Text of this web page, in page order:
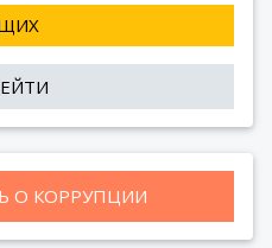
О КОРРУПЦИИ